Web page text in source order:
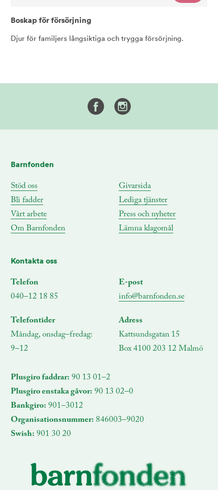
Boskap för försörjning
Djur för familjers långsiktiga och trygga försörjning.
Barnfonden
Stöd oss
Bli fadder
Vårt arbete
Om Barnfonden
Givarsida
Lediga tjänster
Press och nyheter
Lämna klagomål
Kontakta oss
Telefon
040–12 18 85
Telefontider
Måndag, onsdag–fredag:
9–12
E-post
info@barnfonden.se
Adress
Kattsundsgatan 15
Box 4100 203 12 Malmö
Plusgiro faddrar: 90 13 01–2
Plusgiro enstaka gåvor: 90 13 02–0
Bankgiro: 901–3012
Organisationsnummer: 846003–9020
Swish: 901 30 20